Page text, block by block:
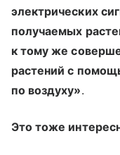
электрических
получаемых
к тому же
растений с
по воздуху».
Это тоже